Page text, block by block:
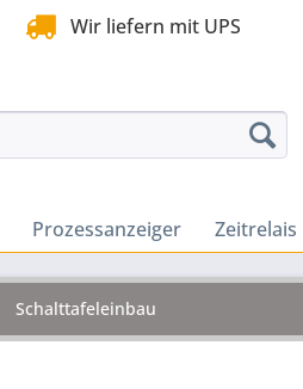
Wir liefern mit UPS
Prozessanzeiger Zeitrelais
Schalttafeleinbau